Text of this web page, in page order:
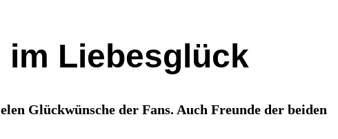
im Liebesglück
Glückwünsche der Fans. Auch Freunde der beiden